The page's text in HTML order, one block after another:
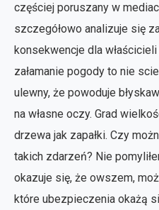
częściej poruszany w
szczegółowo analizuje się
konsekwencje dla
załamanie pogody to nie
ulewny, że powoduje
na własne oczy. Grad
drzewa jak zapałki. Czy
takich zdarzeń? Nie
okazuje się, że owszem,
które ubezpieczenia okażą